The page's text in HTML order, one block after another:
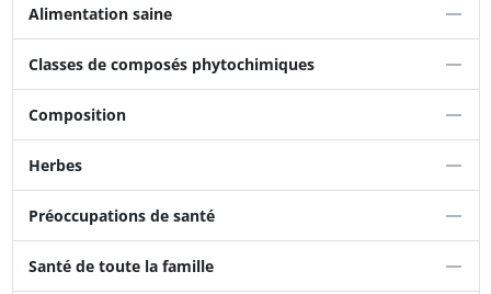
Alimentation saine
Classes de composés phytochimiques
Composition
Herbes
Préoccupations de santé
Santé de toute la famille